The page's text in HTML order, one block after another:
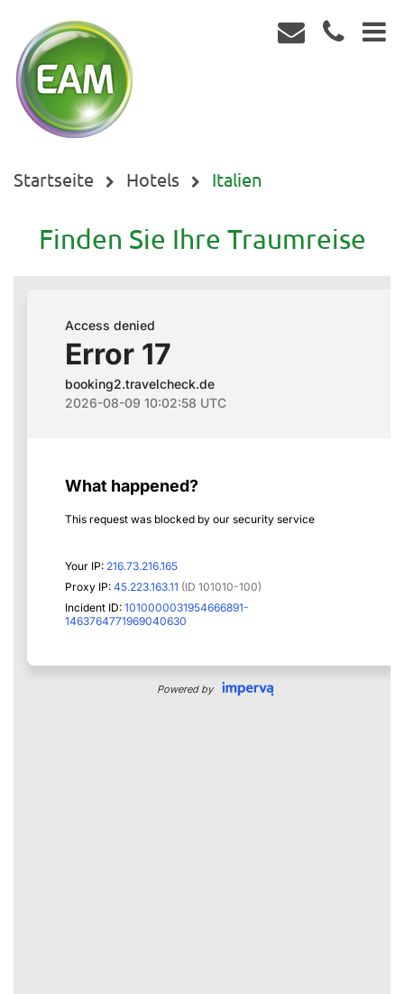
Startseite Hotels Italien
Finden Sie Ihre Traumreise